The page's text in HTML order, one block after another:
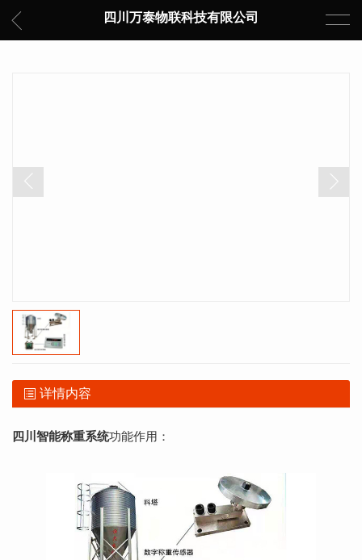
四川万泰物联科技有限公司
详情内容
四川智能称重系统功能作用：